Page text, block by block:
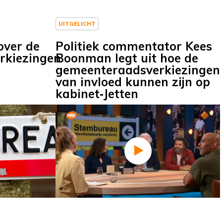
de
UITGELICHT
Politiek commentator Kees
Boonman legt uit hoe de
gemeenteraadsverkiezingen
van invloed kunnen zijn op
kabinet‑Jetten